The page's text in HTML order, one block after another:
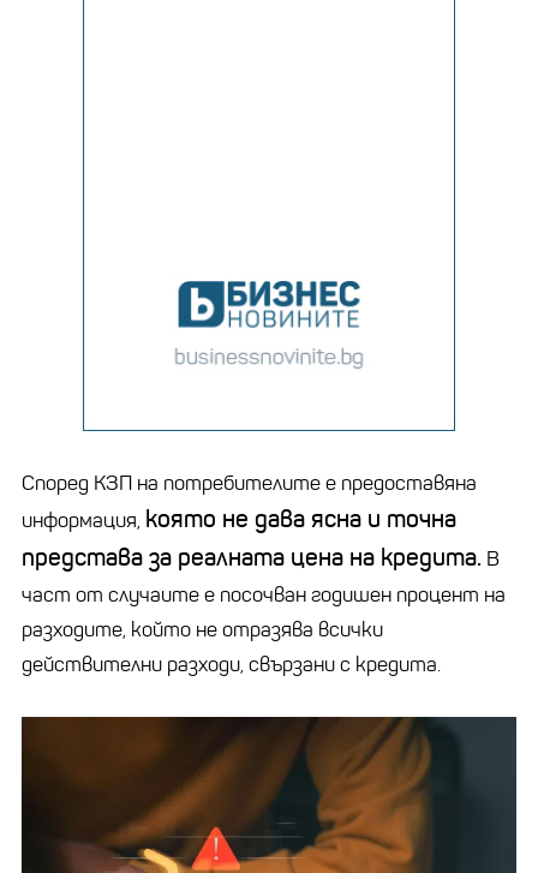
Според КЗП на потребителите е предоставяна
информация, която не дава ясна и точна
представа за реалната цена на кредита. В
част от случаите е посочван годишен процент на
разходите, който не отразява всички
действителни разходи, свързани с кредита.